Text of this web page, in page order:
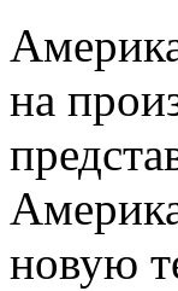
на
новую